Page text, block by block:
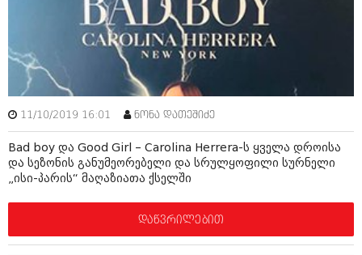
რომანი და დეტექტივი
სახალისო ამბები
შოუბიზნესი
დაიჯესტი
ქალი და მამაკაცი
ისტორია
სხვადასხვა
ანონსი
შოუბიზნესი
დაიჯესტი
ქალი და მამაკაცი
ისტორია
სხვადასხვა
ანონსი
ნოემბერი 2020 (103)
11/10/2019 16:01 ნონა დათეშიძე
Bad boy და Good Girl – Carolina Herrera-ს ყველა დროისა
და სეზონის განუმეორებელი და სრულყოფილი სურნელი
„ისი-პარის“ მაღაზიათა ქსელში
დაწვრილებით